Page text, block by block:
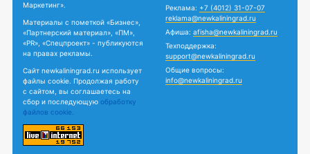
Маркетинг».
Материалы с пометкой «Бизнес»,
«Партнерский материал», «ПМ»,
«PR», «Спецпроект» - публикуются
на правах рекламы.
Сайт newkaliningrad.ru использует
файлы cookie. Продолжая работу
с сайтом, вы соглашаетесь на
сбор и последующую обработку
файлов cookie.
Реклама: +7 (4012) 31-07-07
reklama@newkaliningrad.ru
Афиша: afisha@newkaliningrad.ru
Техподдержка:
support@newkaliningrad.ru
Общие вопросы:
info@newkaliningrad.ru